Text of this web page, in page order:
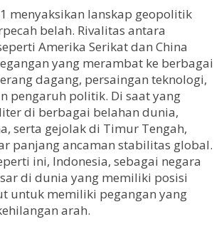
menyaksikan lanskap geopolitik
belah. Rivalitas antara
Amerika Serikat dan China
yang merambat ke berbagai
dagang, persaingan teknologi,
pengaruh politik. Di saat yang
di berbagai belahan dunia,
serta gejolak di Timur Tengah,
panjang ancaman stabilitas global.
ini, Indonesia, sebagai negara
di dunia yang memiliki posisi
untuk memiliki pegangan yang
arah.